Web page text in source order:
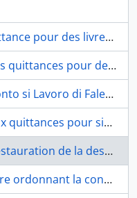
Settari, libraire, à Joseph-Benoît Suvée, fol. 91
Francesco Prioli, féronnier, à Joseph-Benoît Suvée, fol. 92-92bis
les travaux du maître menuisier, Antonio Evangelisti, par Giuseppe Subleyras, fol. 93 et 96, contenant folios de 94 à 95 ; copie manuscrite, fol. 94 et 95
Staderini à Joseph-Benoît Suvée, fol. 97
note servant de pochette, fol. 102-102bis, contenant folios de 103 à 106
Jean-Marie Alquier, ambassadeur de l’Empereur auprès du Saint-Siège à Joseph-Benoît Suvée, fol. 103-104